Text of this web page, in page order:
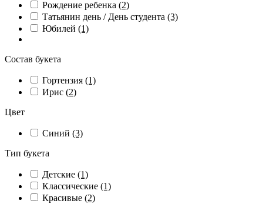
Рождение ребенка (2)
Татьянин день / День студента (3)
Юбилей (1)
Состав букета
Гортензия (1)
Ирис (2)
Цвет
Синий (3)
Тип букета
Детские (1)
Классические (1)
Красивые (2)